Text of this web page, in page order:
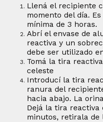
Llená el recipiente
momento del día.
mínima de 3 horas.
Abrí el envase de
reactiva y un
debe ser utilizado
Tomá la tira
celeste
Introducí la tira
ranura del
hacia abajo. La
Dejá la tira reactiva
minutos, retirala de